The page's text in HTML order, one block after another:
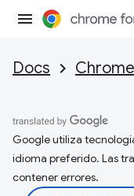
Docs
Google utiliza
idioma preferido. Las
contener errores.